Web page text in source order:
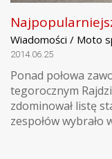
Wiadomości / Moto
2014.06.25
Ponad połowa
tegorocznym
zdominował listę
zespołów wybrało